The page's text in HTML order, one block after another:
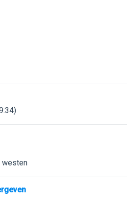
westen